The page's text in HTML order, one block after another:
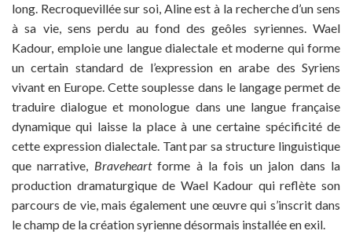
long. Recroquevillée sur soi, Aline est à la recherche d’un sens
à sa vie, sens perdu au fond des geôles syriennes. Wael
Kadour, emploie une langue dialectale et moderne qui forme
un certain standard de l’expression en arabe des Syriens
vivant en Europe. Cette souplesse dans le langage permet de
traduire dialogue et monologue dans une langue française
dynamique qui laisse la place à une certaine spécificité de
cette expression dialectale. Tant par sa structure linguistique
que narrative, Braveheartforme à la fois un jalon dans la
production dramaturgique de Wael Kadour qui reflète son
parcours de vie, mais également une œuvre qui s’inscrit dans
le champ de la création syrienne désormais installée en exil.